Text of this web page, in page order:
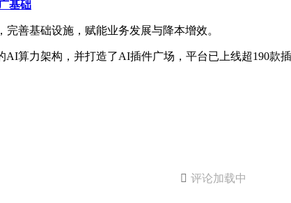
基础
善基础设施，赋能业务发展与降本增效。
算力架构，并打造了AI插件广场，平台已上线超190款
 评论加载中